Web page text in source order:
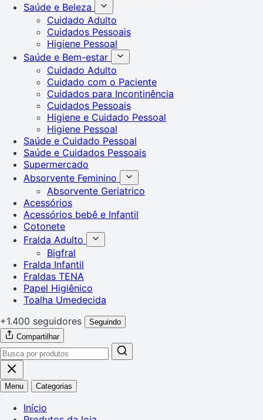
Saúde e Beleza
Cuidado Adulto
Cuidados Pessoais
Higiene Pessoal
Saúde e Bem-estar
Cuidado Adulto
Cuidado com o Paciente
Cuidados para Incontinência
Cuidados Pessoais
Higiene e Cuidado Pessoal
Higiene Pessoal
Saúde e Cuidado Pessoal
Saúde e Cuidados Pessoais
Supermercado
Absorvente Feminino
Absorvente Geriatrico
Acessórios
Acessórios bebê e Infantil
Cotonete
Fralda Adulto
Bigfral
Fralda Infantil
Fraldas TENA
Papel Higiênico
Toalha Umedecida
+1.400 seguidores
Seguindo
Compartilhar
Menu Categorias
Início